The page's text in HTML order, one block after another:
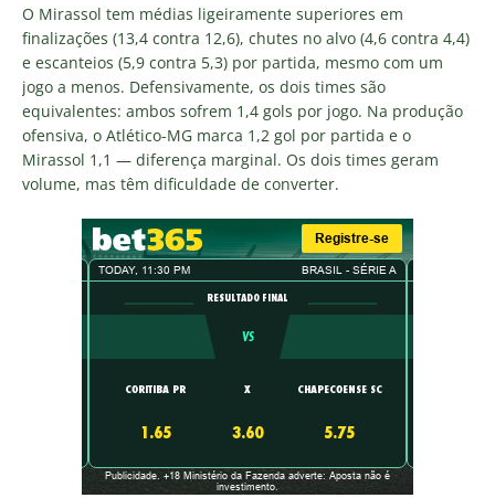
O Mirassol tem médias ligeiramente superiores em
finalizações (13,4 contra 12,6), chutes no alvo (4,6 contra 4,4)
e escanteios (5,9 contra 5,3) por partida, mesmo com um
jogo a menos. Defensivamente, os dois times são
equivalentes: ambos sofrem 1,4 gols por jogo. Na produção
ofensiva, o Atlético-MG marca 1,2 gol por partida e o
Mirassol 1,1 — diferença marginal. Os dois times geram
volume, mas têm dificuldade de converter.